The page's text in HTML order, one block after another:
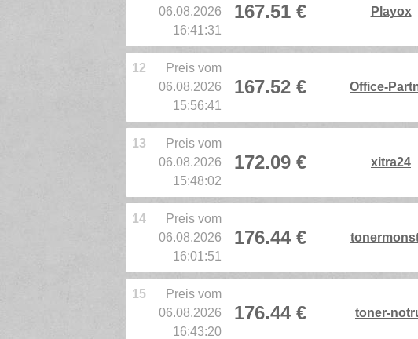
06.08.2026
16:41:31
167.51 € Playox
12
Preis vom
06.08.2026
15:56:41
167.52 € Office-
13
Preis vom
06.08.2026
15:48:02
172.09 € xitra24
14
Preis vom
06.08.2026
16:01:51
176.44 €
15
Preis vom
06.08.2026
16:43:20
176.44 € toner-